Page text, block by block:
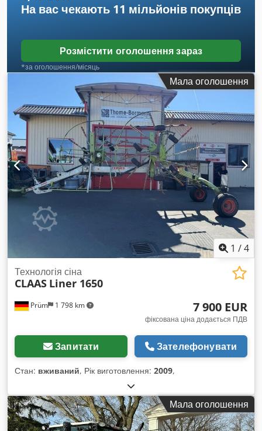
На вас чекають 11 мільйонів покупців
Розмістити оголошення зараз
*за оголошення/місяць
Мала оголошення
1 /4
Prüm 1 798 km
Технологія сіна
CLAAS Liner 1650
7 900 EUR
фіксована ціна додається ПДВ
Запитати Зателефонувати
Стан: вживаний, Рік виготовлення: 2009,
Мала оголошення